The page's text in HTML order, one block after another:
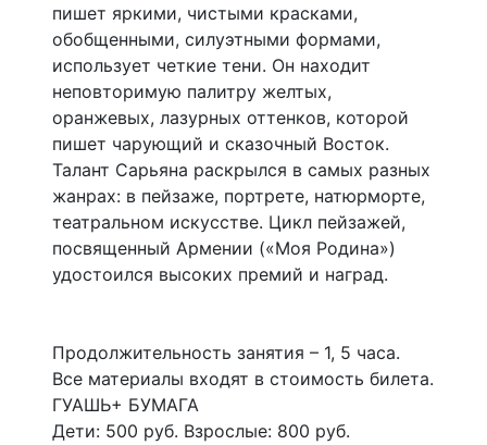
пишет яркими, чистыми красками,
обобщенными, силуэтными формами,
использует четкие тени. Он находит
неповторимую палитру желтых,
оранжевых, лазурных оттенков, которой
пишет чарующий и сказочный Восток.
Талант Сарьяна раскрылся в самых разных
жанрах: в пейзаже, портрете, натюрморте,
театральном искусстве. Цикл пейзажей,
посвященный Армении («Моя Родина»)
удостоился высоких премий и наград.
Продолжительность занятия – 1, 5 часа.
Все материалы входят в стоимость билета.
ГУАШЬ+ БУМАГА
Дети: 500 руб. Взрослые: 800 руб.